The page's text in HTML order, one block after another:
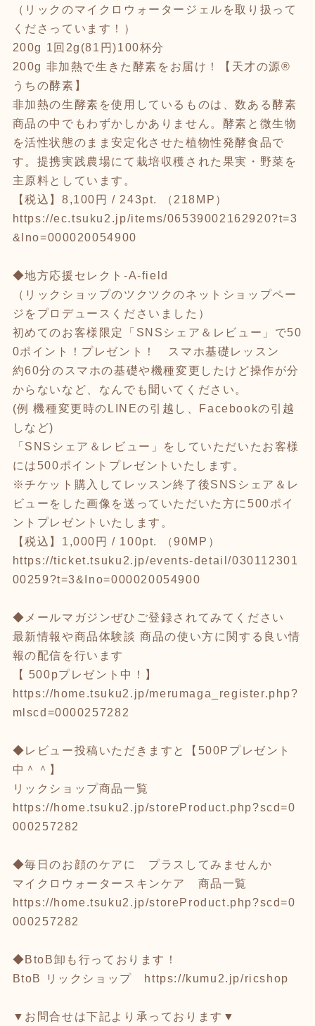
（リックのマイクロウォータージェルを取り扱って
くださっています！）
200g 1回2g(81円)100杯分
200g 非加熱で生きた酵素をお届け！【天才の源®︎
うちの酵素】
非加熱の生酵素を使用しているものは、数ある酵素
商品の中でもわずかしかありません。酵素と微生物
を活性状態のまま安定化させた植物性発酵食品で
す。提携実践農場にて栽培収穫された果実・野菜を
主原料としています。
【税込】8,100円 / 243pt. （218MP）
https://ec.tsuku2.jp/items/06539002162920?t=3
&Ino=000020054900
◆地方応援セレクト-A-field
（リックショップのツクツクのネットショップペー
ジをプロデュースくださいました）
初めてのお客様限定「SNSシェア＆レビュー」で50
0ポイント！プレゼント！ スマホ基礎レッスン
約60分のスマホの基礎や機種変更したけど操作が分
からないなど、なんでも聞いてください。
(例 機種変更時のLINEの引越し、Facebookの引越
しなど)
「SNSシェア＆レビュー」をしていただいたお客様
には500ポイントプレゼントいたします。
※チケット購入してレッスン終了後SNSシェア＆レ
ビューをした画像を送っていただいた方に500ポイ
ントプレゼントいたします。
【税込】1,000円 / 100pt. （90MP）
https://ticket.tsuku2.jp/events-detail/030112301
00259?t=3&Ino=000020054900
◆メールマガジンぜひご登録されてみてください
最新情報や商品体験談 商品の使い方に関する良い情
報の配信を行います
【 500pプレゼント中！】
https://home.tsuku2.jp/merumaga_register.php?
mlscd=0000257282
◆レビュー投稿いただきますと【500Pプレゼント
中＾＾】
リックショップ商品一覧
https://home.tsuku2.jp/storeProduct.php?scd=0
000257282
◆毎日のお顔のケアに プラスしてみませんか
マイクロウォータースキンケア 商品一覧
https://home.tsuku2.jp/storeProduct.php?scd=0
000257282
◆BtoB卸も行っております！
BtoB リックショップ https://kumu2.jp/ricshop
▼お問合せは下記より承っております▼